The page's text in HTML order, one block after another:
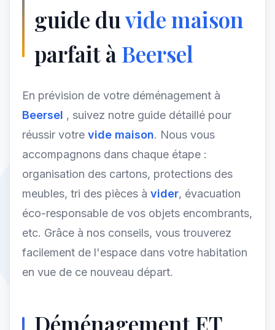
guide duvide maison
parfait àBeersel
En prévision de votre déménagement à
Beersel , suivez notre guide détaillé pour
réussir votre vide maison. Nous vous
accompagnons dans chaque étape :
organisation des cartons, protections des
meubles, tri des pièces à vider, évacuation
éco-responsable de vos objets encombrants,
etc. Grâce à nos conseils, vous trouverez
facilement de l'espace dans votre habitation
en vue de ce nouveau départ.
Déménagement ET